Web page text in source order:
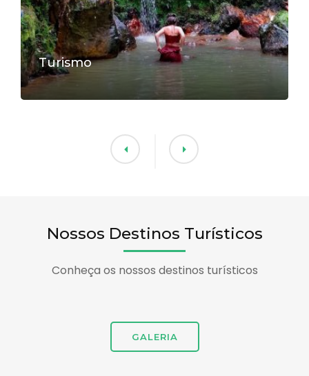
Turismo
Nossos Destinos Turísticos
Conheça os nossos destinos turísticos
GALERIA